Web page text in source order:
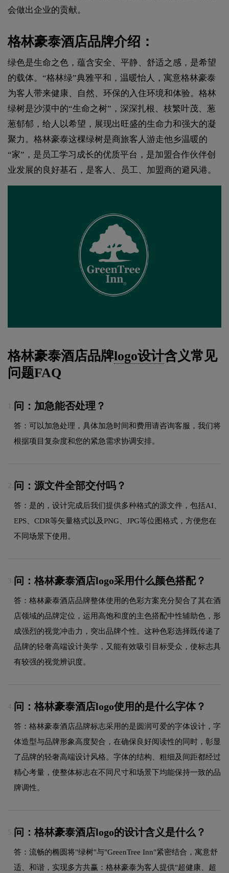
会做出企业的贡献。
格林豪泰酒店品牌介绍：
绿色是生命之色，蕴含安全、平静、舒适之感，是希望
的载体。“格林绿”典雅平和，温暖怡人，寓意格林豪泰
为客人带来健康、自然、环保的入住环境和体验。格林
绿树是沙漠中的“生命之树”，深深扎根、枝繁叶茂、葱
葱郁郁，给人以希望，展现出旺盛的生命力和强大的凝
聚力。格林豪泰这棵绿树是商旅客人游走他乡温暖的
“家”，是员工学习成长的优质平台，是加盟合作伙伴创
业发展的良好基石，是客人、员工、加盟商的避风港。
格林豪泰酒店品牌logo设计含义常见
问题FAQ
问：加急能否处理？
答：可以加急处理，具体加急时间和费用请咨询客服，我们将
根据项目复杂度和您的紧急需求协调安排。
2. 问：源文件全部交付吗？
答：是的，设计完成后我们提供多种格式的源文件，包括AI、
EPS、CDR等矢量格式以及PNG、JPG等位图格式，方便您在
不同场景下使用。
3. 问：格林豪泰酒店logo采用什么颜色搭配？
答：格林豪泰酒店品牌整体使用的色彩方案充分契合了其在酒
店领域的品牌定位，运用高饱和度的主色搭配中性辅助色，形
成强烈的视觉冲击力，突出品牌个性。这种色彩选择既传递了
品牌的轻奢高端设计美学，又能有效吸引目标受众，使标志具
有较强的视觉辨识度。
4. 问：格林豪泰酒店logo使用的是什么字体？
答：格林豪泰酒店品牌标志采用的是圆润可爱的字体设计，字
体造型与品牌形象高度契合，在确保良好阅读性的同时，彰显
了品牌的轻奢高端设计风格。字体的结构、粗细及间距都经过
精心考量，使整体标志在不同尺寸和场景下均能保持一致的品
牌调性。
5. 问：格林豪泰酒店logo的设计含义是什么？
答：流畅的椭圆将"绿树"与"GreenTree Inn"紧密结合，寓意舒
适、和谐，实现多方共赢：格林豪泰为客人提供"超健康、超